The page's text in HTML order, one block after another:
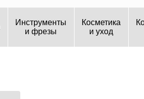
Инструменты
и фрезы
Косметика
и уход